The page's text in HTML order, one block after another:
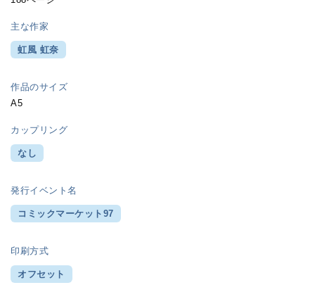
主な作家
虹風 虹奈
作品のサイズ
A5
カップリング
なし
発行イベント名
コミックマーケット97
印刷方式
オフセット